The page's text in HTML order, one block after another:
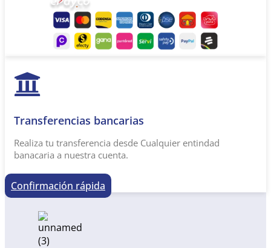
Transferencias bancarias​
Realiza tu transferencia desde Cualquier entindad
banacaria a nuestra cuenta.
Confirmación rápida